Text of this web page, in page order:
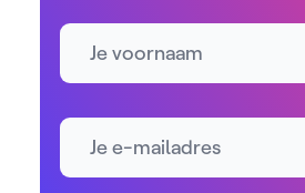
Naam
E-mailadres *